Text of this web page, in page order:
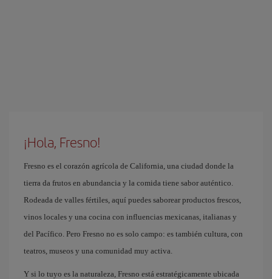
¡Hola, Fresno!
Fresno es el corazón agrícola de California, una ciudad donde la
tierra da frutos en abundancia y la comida tiene sabor auténtico.
Rodeada de valles fértiles, aquí puedes saborear productos frescos,
vinos locales y una cocina con influencias mexicanas, italianas y
del Pacífico. Pero Fresno no es solo campo: es también cultura, con
teatros, museos y una comunidad muy activa.
Y si lo tuyo es la naturaleza, Fresno está estratégicamente ubicada